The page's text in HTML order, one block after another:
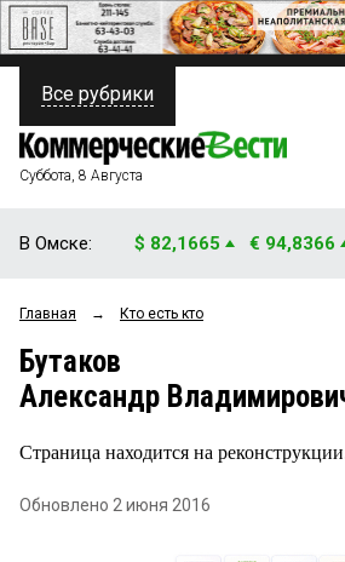
ПОЛИТИКА
ФИНАНСЫ
ОБЩЕСТВО
ЗАКОН
Все рубрики
Суббота, 8 Августа
В Омске: $ 82,1665 € 94,8366
Главная → Кто есть кто
Бутаков
Александр
Страница находится на
Обновлено 2 июня 2016